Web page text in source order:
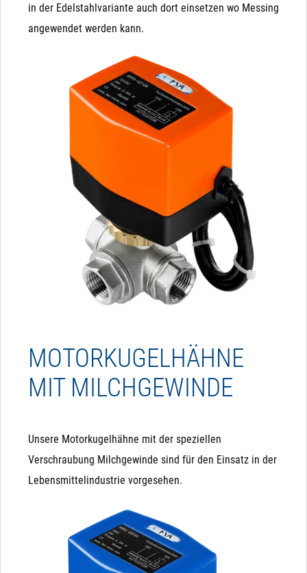
in der Edelstahlvariante auch dort einsetzen wo Messing
angewendet werden kann.
MOTORKUGELHÄHNE
MIT MILCHGEWINDE
Unsere Motorkugelhähne mit der speziellen
Verschraubung Milchgewinde sind für den Einsatz in der
Lebensmittelindustrie vorgesehen.